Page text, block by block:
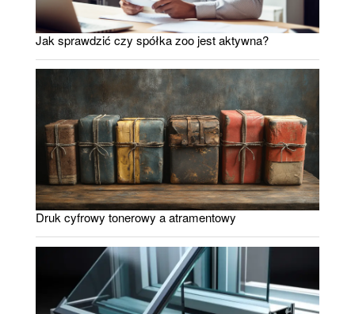
Jak sprawdzić czy spółka zoo jest aktywna?
Druk cyfrowy tonerowy a atramentowy